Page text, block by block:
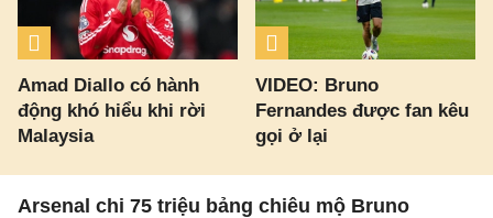
Amad Diallo có hành
động khó hiểu khi rời
Malaysia
VIDEO: Bruno
Fernandes được fan kêu
gọi ở lại
Arsenal chi 75 triệu bảng chiêu mộ Bruno